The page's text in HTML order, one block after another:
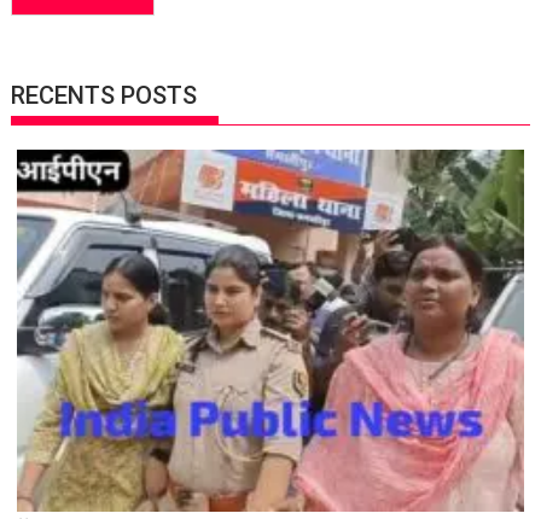
RECENTS POSTS